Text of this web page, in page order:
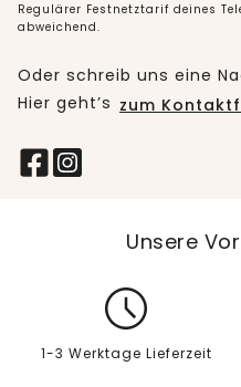
Regulärer Festnetztarif deines
abweichend.
Oder schreib uns eine
Hier geht’s zum
Unsere
1-3 Werktage Lieferzeit